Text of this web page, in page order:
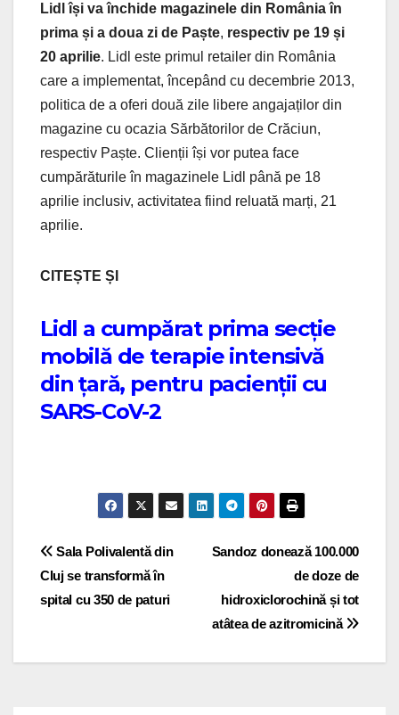
Lidl își va închide magazinele din România în
prima și a doua zi de Paște, respectiv pe 19 și
20 aprilie. Lidl este primul retailer din România
care a implementat, începând cu decembrie 2013,
politica de a oferi două zile libere angajaților din
magazine cu ocazia Sărbătorilor de Crăciun,
respectiv Paște. Clienții își vor putea face
cumpărăturile în magazinele Lidl până pe 18
aprilie inclusiv, activitatea fiind reluată marți, 21
aprilie.
CITEȘTE ȘI
Lidl a cumpărat prima secție
mobilă de terapie intensivă
din țară, pentru pacienții cu
SARS-CoV-2
Post navigationSandoz donează 100.000
de doze de
hidroxiclorochină și tot
atâtea de azitromicină
Sala Polivalentă din
Cluj se transformă în
spital cu 350 de paturi